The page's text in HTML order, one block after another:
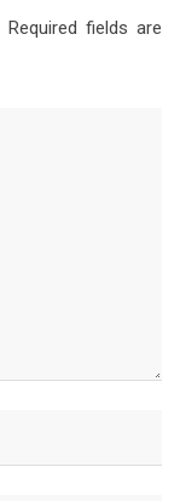
Required fields are